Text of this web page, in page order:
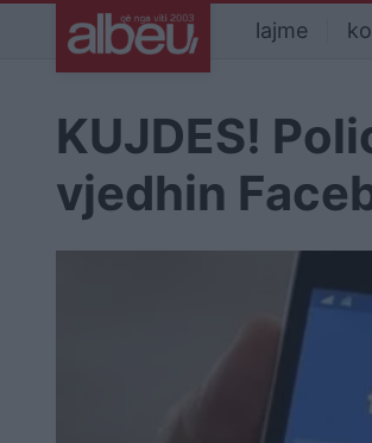
lajme
KUJDES!
vjedhin